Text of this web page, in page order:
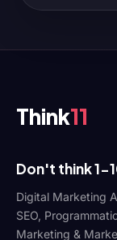
Think11
Don't think 1-
Digital Marketing
SEO,
Marketing &